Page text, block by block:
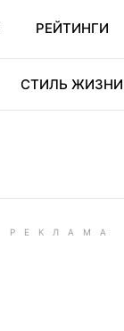
РЕЙТИНГИ
СТИЛЬ ЖИЗНИ